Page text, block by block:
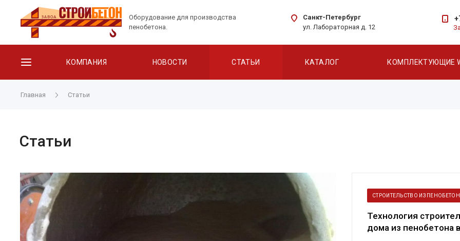
Оборудование для производства
пенобетона.
Санкт-Петербург
ул. Лабораторная д. 12
КОМПАНИЯ НОВОСТИ СТАТЬИ КАТАЛОГ КОМПЛЕКТУЮЩИЕ
Главная Статьи
Статьи
СТРОИТЕЛЬСТВО ИЗ
Технология
дома из пенобетона